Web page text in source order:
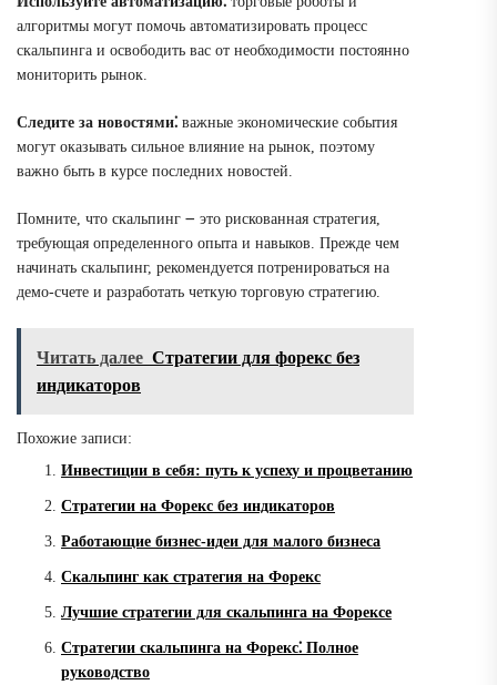
алгоритмы могут помочь автоматизировать процесс
скальпинга и освободить вас от необходимости постоянно
мониторить рынок.
Следите за новостями⁚ важные экономические события
могут оказывать сильное влияние на рынок, поэтому
важно быть в курсе последних новостей.
Помните, что скальпинг ౼ это рискованная стратегия,
требующая определенного опыта и навыков. Прежде чем
начинать скальпинг, рекомендуется потренироваться на
демо-счете и разработать четкую торговую стратегию.
Читать далее Стратегии для форекс без
индикаторов
Похожие записи:
Инвестиции в себя: путь к успеху и процветанию
Стратегии на Форекс без индикаторов
Работающие бизнес-идеи для малого бизнеса
Скальпинг как стратегия на Форекс
Лучшие стратегии для скальпинга на Форексе
Стратегии скальпинга на Форекс⁚ Полное
руководство